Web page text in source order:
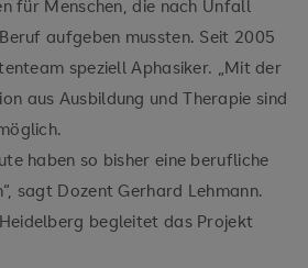
für Menschen, die nach Unfall
aufgeben mussten. Seit 2005
speziell Aphasiker. „Mit der
aus Ausbildung und Therapie sind
haben so bisher eine berufliche
sagt Dozent Gerhard Lehmann.
begleitet das Projekt